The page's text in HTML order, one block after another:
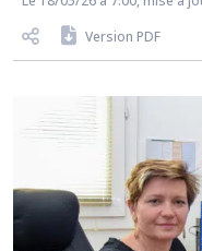
Version PDF